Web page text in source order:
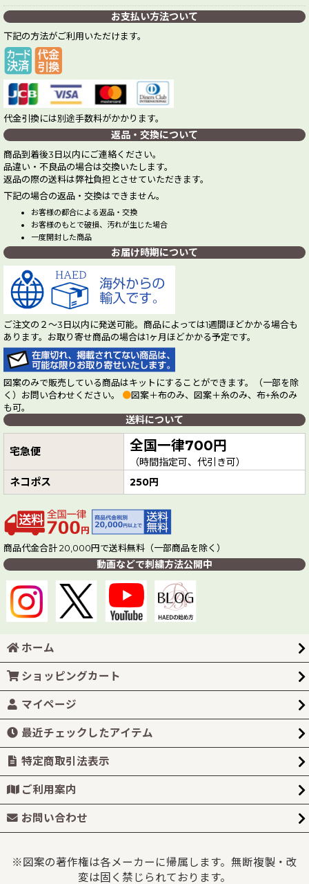
お支払い方法ついて
下記の方法がご利用いただけます。
代金引換には別途手数料がかかります。
返品・交換について
商品到着後3日以内にご連絡ください。
品違い・不良品の場合は交換いたします。
返品の際の送料は弊社負担とさせていただきます。
下記の場合の返品・交換はできません。
お客様の都合による返品・交換
お客様のもとで破損、汚れが生じた場合
一度開封した商品
お届け時期について
ご注文の２～3日以内に発送可能。商品によっては1週間ほどかかる場合も
あります。お取り寄せ商品の場合は1ヶ月ほどかかる予定です。
図案のみで販売している商品はキットにすることができます。（一部を除
く）お問い合わせください。 ●図案＋布のみ、図案＋糸のみ、布+糸のみ
も可。
送料について
宅急便 全国一律700円
（時間指定可、代引き可）
ネコポス 250円
商品代金合計 20,000円で送料無料（一部商品を除く）
動画などで刺繍方法公開中
ホーム
ショッピングカート
マイページ
最近チェックしたアイテム
特定商取引法表示
ご利用案内
お問い合わせ
※図案の著作権は各メーカーに帰属します。無断複製・改
変は固く禁じられております。